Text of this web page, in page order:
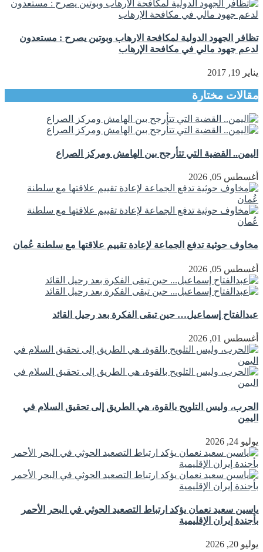
تظافر الجهود الدولية لمكافحة الارهاب وبوتين يصرح : مستعدون
لدعم جهود مالي في مكافحة الإرهاب
يناير 19, 2017
مقالات مختارة
اليمن.. القضية التي تتأرجح بين الهامش ومركز الصراع
أغسطس 05, 2026
مخاوف حوثية تدفع الجماعة لإعادة تقييم علاقتها مع سلطنة عُمان
أغسطس 05, 2026
عبدالفتاح إسماعيل… حين تبقى الفكرة بعد رحيل القائد
أغسطس 01, 2026
الحرب، وليس التلويح بالقوة، هي الطريق إلى تحقيق السلام في
اليمن
يوليو 24, 2026
ياسين سعيد نعمان يؤكد ارتباط التصعيد الحوثي في البحر الأحمر
بأجندة إيران الإقليمية
يوليو 20, 2026